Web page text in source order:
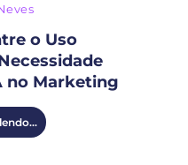
o Uso
no Marketing